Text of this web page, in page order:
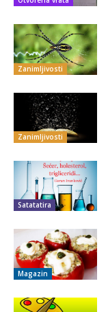
Zanimljivosti
Zanimljivosti
Satatatira
Magazin